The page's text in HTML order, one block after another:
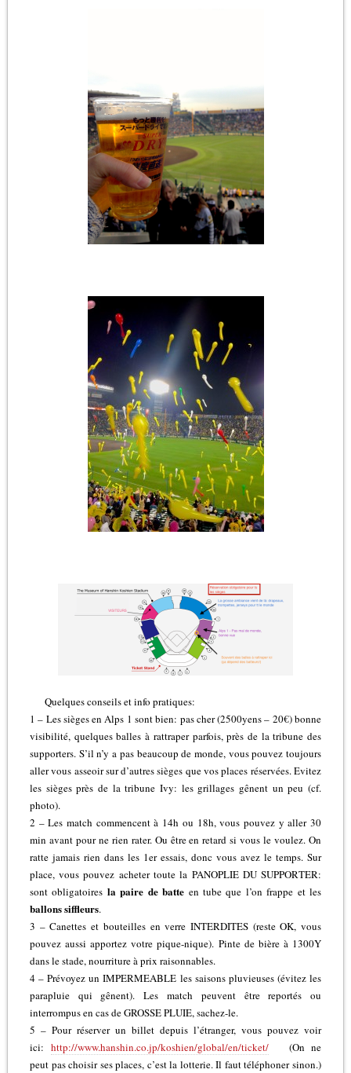
Quelques conseils et info pratiques:
1 – Les sièges en Alps 1 sont bien: pas cher (2500yens – 20€) bonne
visibilité, quelques balles à rattraper parfois, près de la tribune des
supporters. S’il n’y a pas beaucoup de monde, vous pouvez toujours
aller vous asseoir sur d’autres sièges que vos places réservées. Evitez
les sièges près de la tribune Ivy: les grillages gênent un peu (cf.
photo).
2 – Les match commencent à 14h ou 18h, vous pouvez y aller 30
min avant pour ne rien rater. Ou être en retard si vous le voulez. On
ratte jamais rien dans les 1er essais, donc vous avez le temps. Sur
place, vous pouvez acheter toute la PANOPLIE DU SUPPORTER:
sont obligatoires la paire de batte en tube que l’on frappe et les
ballons siffleurs.
3 – Canettes et bouteilles en verre INTERDITES (reste OK, vous
pouvez aussi apportez votre pique-nique). Pinte de bière à 1300Y
dans le stade, nourriture à prix raisonnables.
4 – Prévoyez un IMPERMEABLE les saisons pluvieuses (évitez les
parapluie qui gênent). Les match peuvent être reportés ou
interrompus en cas de GROSSE PLUIE, sachez-le.
5 – Pour réserver un billet depuis l’étranger, vous pouvez voir
ici: http://www.hanshin.co.jp/koshien/global/en/ticket/(On ne
peut pas choisir ses places, c’est la lotterie. Il faut téléphoner sinon.)